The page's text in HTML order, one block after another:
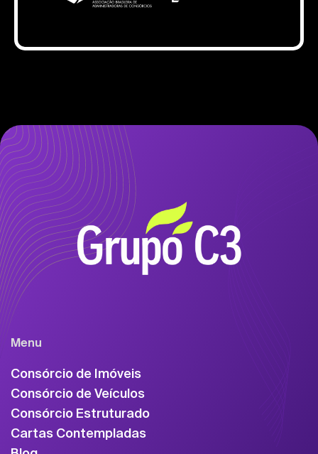
Menu
Consórcio de Imóveis
Consórcio de Veículos
Consórcio Estruturado
Cartas Contempladas